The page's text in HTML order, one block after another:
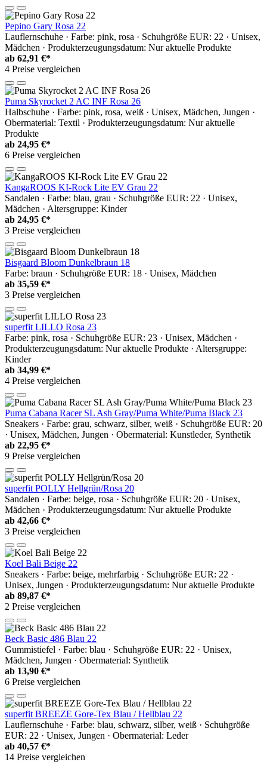
Pepino Gary Rosa 22
Lauflernschuhe · Farbe: pink, rosa · Schuhgröße EUR: 22 · Unisex,
Mädchen · Produkterzeugungsdatum: Nur aktuelle Produkte
ab 62,91 €*
4 Preise vergleichen
Puma Skyrocket 2 AC INF Rosa 26
Halbschuhe · Farbe: pink, rosa, weiß · Unisex, Mädchen, Jungen ·
Obermaterial: Textil · Produkterzeugungsdatum: Nur aktuelle
Produkte
ab 24,95 €*
6 Preise vergleichen
KangaROOS KI-Rock Lite EV Grau 22
Sandalen · Farbe: blau, grau · Schuhgröße EUR: 22 · Unisex,
Mädchen · Altersgruppe: Kinder
ab 24,95 €*
3 Preise vergleichen
Bisgaard Bloom Dunkelbraun 18
Farbe: braun · Schuhgröße EUR: 18 · Unisex, Mädchen
ab 35,59 €*
3 Preise vergleichen
superfit LILLO Rosa 23
Farbe: pink, rosa · Schuhgröße EUR: 23 · Unisex, Mädchen ·
Produkterzeugungsdatum: Nur aktuelle Produkte · Altersgruppe:
Kinder
ab 34,99 €*
4 Preise vergleichen
Puma Cabana Racer SL Ash Gray/Puma White/Puma Black 23
Sneakers · Farbe: grau, schwarz, silber, weiß · Schuhgröße EUR: 20
· Unisex, Mädchen, Jungen · Obermaterial: Kunstleder, Synthetik
ab 22,95 €*
9 Preise vergleichen
superfit POLLY Hellgrün/Rosa 20
Sandalen · Farbe: beige, rosa · Schuhgröße EUR: 20 · Unisex,
Mädchen · Produkterzeugungsdatum: Nur aktuelle Produkte
ab 42,66 €*
3 Preise vergleichen
Koel Bali Beige 22
Sneakers · Farbe: beige, mehrfarbig · Schuhgröße EUR: 22 ·
Unisex, Jungen · Produkterzeugungsdatum: Nur aktuelle Produkte
ab 89,87 €*
2 Preise vergleichen
Beck Basic 486 Blau 22
Gummistiefel · Farbe: blau · Schuhgröße EUR: 22 · Unisex,
Mädchen, Jungen · Obermaterial: Synthetik
ab 13,90 €*
6 Preise vergleichen
superfit BREEZE Gore-Tex Blau / Hellblau 22
Lauflernschuhe · Farbe: blau, schwarz, silber, weiß · Schuhgröße
EUR: 22 · Unisex, Jungen · Obermaterial: Leder
ab 40,57 €*
14 Preise vergleichen